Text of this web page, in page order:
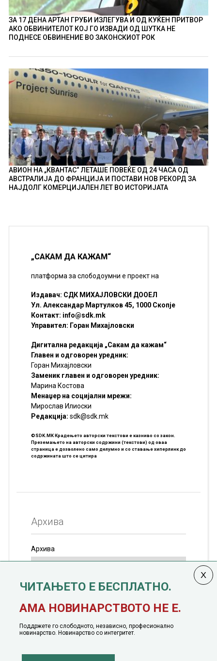
ЗА 17 ДЕНА АРТАН ГРУБИ ИЗЛЕГУВА И ОД КУЌЕН ПРИТВОР
АКО ОБВИНИТЕЛОТ КОЈ ГО ИЗВАДИ ОД ШУТКА НЕ
ПОДНЕСЕ ОБВИНЕНИЕ ВО ЗАКОНСКИОТ РОК
АВИОН НА „КВАНТАС“ ЛЕТАШЕ ПОВЕЌЕ ОД 24 ЧАСА ОД
АВСТРАЛИЈА ДО ФРАНЦИЈА И ПОСТАВИ НОВ РЕКОРД ЗА
НАЈДОЛГ КОМЕРЦИЈАЛЕН ЛЕТ ВО ИСТОРИЈАТА
„САКАМ ДА КАЖАМ“
платформа за слободоумни е проект на
Издавач: СДК МИХАЈЛОВСКИ ДООЕЛ
Ул. Александар Мартулков 45, 1000 Скопје
Контакт: info@sdk.mk
Управител: Горан Михајловски
Дигитална редакција „Сакам да кажам“
Главен и одговорен уредник:
Горан Михајловски
Заменик главен и одговорен уредник:
Марина Костова
Менаџер на социјални мрежи:
Мирослав Илиоски
Редакцијa: sdk@sdk.mk
©SDK.MK Крадењето авторски текстови е казниво со закон.
Преземањето на авторски содржини (текстови) од оваа
страница е дозволено само делумно и со ставање хиперлинк до
содржината што се цитира
Архива
Архива
јануари, 1991 година
ЧИТАЊЕТО Е БЕСПЛАТНО.
АМА НОВИНАРСТВОТО НЕ Е.
Поддржете го слободното, независно, професионално
новинарство. Новинарство со интегритет.